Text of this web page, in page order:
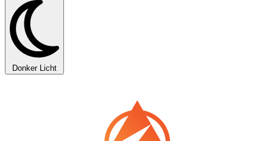
Donker Licht